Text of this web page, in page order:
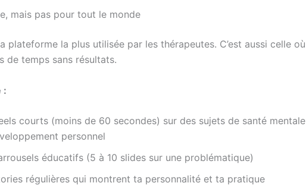
mais pas pour tout le monde
plateforme la plus utilisée par les thérapeutes. C’est aussi celle où
de temps sans résultats.
:
courts (moins de 60 secondes) sur des sujets de santé mentale
personnel
éducatifs (5 à 10 slides sur une problématique)
régulières qui montrent ta personnalité et ta pratique